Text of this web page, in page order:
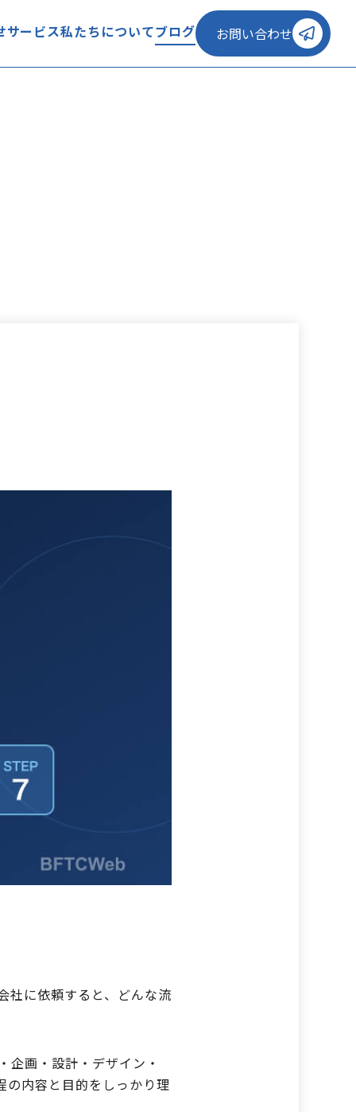
サービス私たちについてブログ お問い合わせ
社に依頼すると、どんな流
企画・設計・デザイン・
の内容と目的をしっかり理